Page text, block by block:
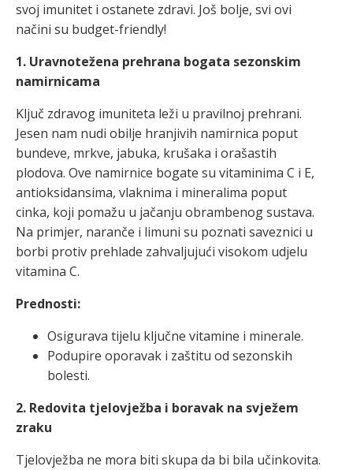
svoj imunitet i ostanete zdravi. Još bolje, svi ovi
načini su budget-friendly!
1. Uravnotežena prehrana bogata sezonskim
namirnicama
Ključ zdravog imuniteta leži u pravilnoj prehrani.
Jesen nam nudi obilje hranjivih namirnica poput
bundeve, mrkve, jabuka, krušaka i orašastih
plodova. Ove namirnice bogate su vitaminima C i E,
antioksidansima, vlaknima i mineralima poput
cinka, koji pomažu u jačanju obrambenog sustava.
Na primjer, naranče i limuni su poznati saveznici u
borbi protiv prehlade zahvaljujući visokom udjelu
vitamina C.
Prednosti:
Osigurava tijelu ključne vitamine i minerale.
Podupire oporavak i zaštitu od sezonskih
bolesti.
2. Redovita tjelovježba i boravak na svježem
zraku
Tjelovježba ne mora biti skupa da bi bila učinkovita.